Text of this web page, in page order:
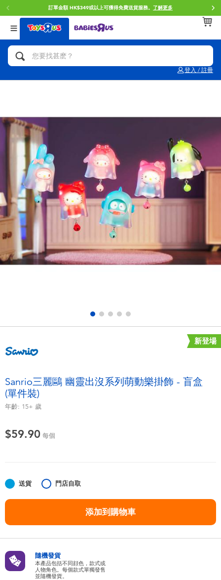
訂單金額 HK$349或以上可獲得免費送貨服務。 了解更多
登入 / 註冊
返回
分類目錄
人氣英雄,角色扮演,射擊玩具
玩具車,貨車,火車及遙控系列
手工藝,文具,蠟筆,泥膠,畫板
娃娃, 芭比,收藏公仔
電子玩具
遊戲及拼圖系列
毛毛公仔玩具
任天堂 Switch
人氣角色
返回
品牌
Brunch Brother 早午餐兄弟
Mini Brands
Play-Doh培樂多
Pokemon寶可夢
playpop
LEGO樂高
返回
年齢
0~2歳
8~11歳
12~14歳
14歳以上
新登場
Sanrio三麗鷗 幽靈出沒系列萌動樂掛飾 - 盲盒
(單件裝)
年齡: 15+ 歲
$59.90 每個
送貨 門店自取
添加到購物車
隨機發貨
本產品包括不同顔色，款式或
人物角色。每個款式單獨發售
並隨機發貨。